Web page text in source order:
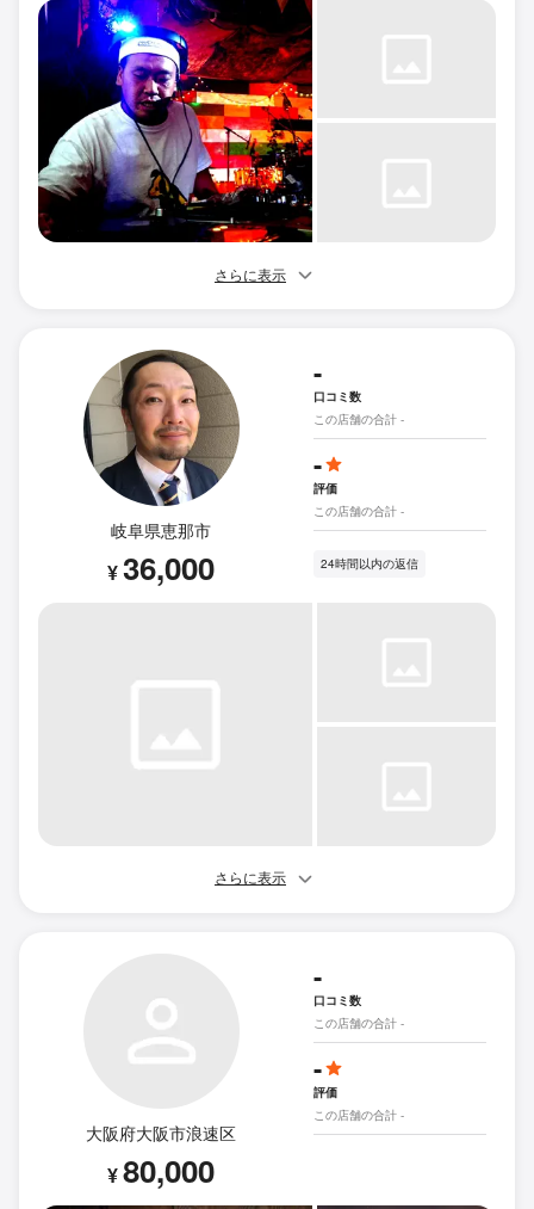
さらに表示
岐阜県恵那市
¥36,000
-
口コミ数
この店舗の合計 -
-
評価
この店舗の合計 -
24時間以内の返信
さらに表示
大阪府大阪市浪速区
¥80,000
-
口コミ数
この店舗の合計 -
-
評価
この店舗の合計 -